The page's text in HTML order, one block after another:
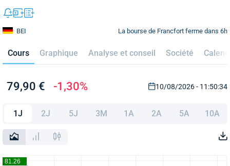
La bourse de Francfort ferme dans 6h
BEI
Cours Graphique Analyse et conseil Société
79,90 € -1,30% 10/08/2026 - 11:50:34
1J 2J 5J 3M 1A 2A 5A 10A